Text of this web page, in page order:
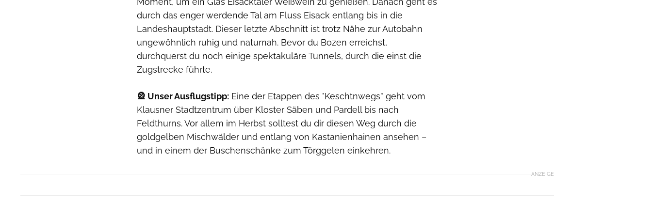
durch das enger werdende Tal am Fluss Eisack entlang bis in die
Landeshauptstadt. Dieser letzte Abschnitt ist trotz Nähe zur Autobahn
ungewöhnlich ruhig und naturnah. Bevor du Bozen erreichst,
durchquerst du noch einige spektakuläre Tunnels, durch die einst die
Zugstrecke führte.
🎡 Unser Ausflugstipp: Eine der Etappen des "Keschtnwegs” geht vom
Klausner Stadtzentrum über Kloster Säben und Pardell bis nach
Feldthurns. Vor allem im Herbst solltest du dir diesen Weg durch die
goldgelben Mischwälder und entlang von Kastanienhainen ansehen –
und in einem der Buschenschänke zum Törggelen einkehren.
ANZEIGE